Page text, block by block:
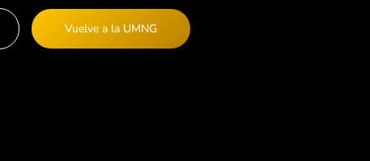
Vuelve a la UMNG